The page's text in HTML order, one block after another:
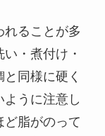
れることが多
・煮付け・
同様に硬く
うに注意し
ど脂がのって